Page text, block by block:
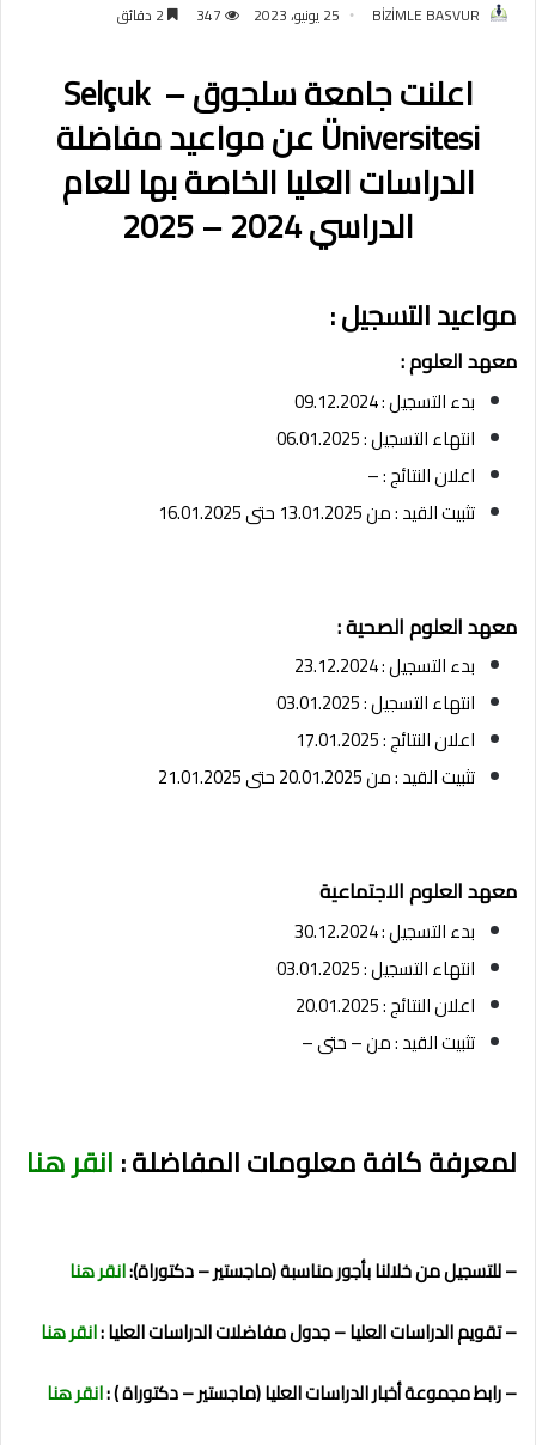
BİZİMLE BASVUR 25 يونيو، 2023 347
اعلنت جامعة سلجوق – Selçuk
Üniversitesi عن مواعيد مفاضلة
الدراسات العليا الخاصة بها للعام
الدراسي 2024 – 2025
مواعيد التسجيل :
معهد العلوم :
بدء التسجيل : 09.12.2024
انتهاء التسجيل : 06.01.2025
اعلان النتائج : –
تثبيت القيد : من 13.01.2025 حتى 16.01.2025
معهد العلوم الصحية :
بدء التسجيل : 23.12.2024
انتهاء التسجيل : 03.01.2025
اعلان النتائج : 17.01.2025
تثبيت القيد : من 20.01.2025 حتى 21.01.2025
معهد العلوم الاجتماعية
بدء التسجيل : 30.12.2024
انتهاء التسجيل : 03.01.2025
اعلان النتائج : 20.01.2025
تثبيت القيد : من – حتى –
لمعرفة كافة معلومات المفاضلة :انقر هنا
– للتسجيل من خلالنا بأجور مناسبة (ماجستير – دكتوراة):انقر هنا
– تقويم الدراسات العليا – جدول مفاضلات الدراسات العليا :انقر هنا
– رابط مجموعة أخبار الدراسات العليا (ماجستير – دكتوراة ) :انقر هنا